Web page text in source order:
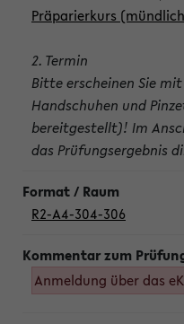
Präparierkurs
2. Termin
Bitte erscheinen Sie
Handschuhen und
bereitgestellt)! Im
das Prüfungsergebnis
R2-A4-304-306
Anmeldung über das